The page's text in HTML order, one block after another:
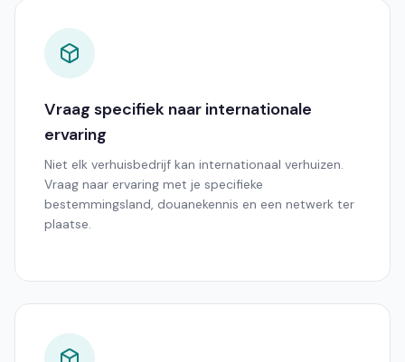
Vraag specifiek naar internationale
ervaring
Niet elk verhuisbedrijf kan internationaal verhuizen.
Vraag naar ervaring met je specifieke
bestemmingsland, douanekennis en een netwerk ter
plaatse.